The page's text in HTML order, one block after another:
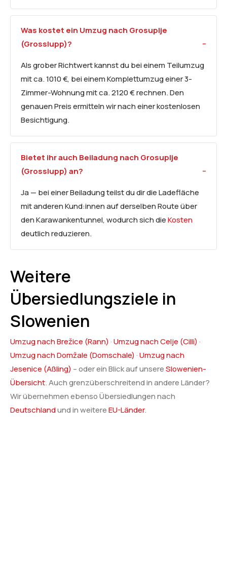
Was kostet ein Umzug nach Grosuplje
(Grosslupp)?
Als grober Richtwert kannst du bei einem Teilumzug
mit ca. 1010 €, bei einem Komplettumzug einer 3-
Zimmer-Wohnung mit ca. 2120 € rechnen. Den
genauen Preis ermitteln wir nach einer kostenlosen
Besichtigung.
Bietet ihr auch Beiladung nach Grosuplje
(Grosslupp) an?
Ja — bei einer Beiladung teilst du dir die Ladefläche
mit anderen Kund:innen auf derselben Route über
den Karawankentunnel, wodurch sich dieKosten
deutlich reduzieren.
Weitere
Übersiedlungsziele in
Slowenien
Umzug nach Brežice (Rann) ·Umzug nach Celje (Cilli) ·
Umzug nach Domžale (Domschale) ·Umzug nach
Jesenice (Aßling) – oder ein Blick auf unsereSlowenien-
Übersicht. Auch grenzüberschreitend in andere Länder?
Wir übernehmen ebenso Übersiedlungen nach
Deutschlandund in weitereEU-Länder.